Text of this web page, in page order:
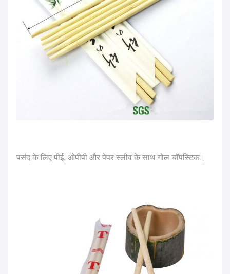
पसंद के लिए पीई, ओपीपी और पेपर स्लीव के साथ गोल चॉपस्टिक।